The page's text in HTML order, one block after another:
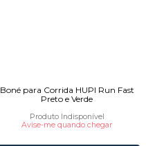
Boné para Corrida HUPI Run Fast
Preto e Verde
Produto Indisponível
Avise-me quando chegar